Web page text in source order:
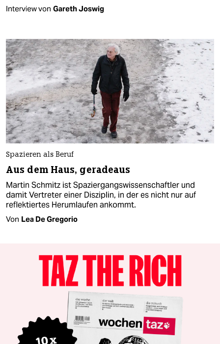
Interview von Gareth Joswig
Spazieren als Beruf
Aus dem Haus, geradeaus
Martin Schmitz ist Spaziergangswissenschaftler und
damit Vertreter einer Disziplin, in der es nicht nur auf
reflektiertes Herumlaufen ankommt.
Von Lea De Gregorio